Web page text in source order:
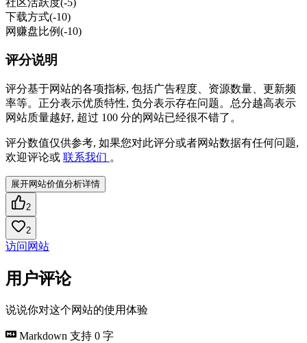
下载方式(-10)
网赚盘比例(-10)
评分说明
评分基于网站的各项指标, 包括广告程度、资源数量、更新频
率等。正分表示优质特性, 负分表示存在问题。总分越高表示
网站质量越好, 超过 100 分的网站已经很不错了。
评分数值仅供参考, 如果您对此评分或者网站数据有任何问题,
欢迎评论或 联系我们 。
展开网站价值分析详情
2
2
访问网站
用户评论
说说你对这个网站的使用体验
Markdown 支持 0 字